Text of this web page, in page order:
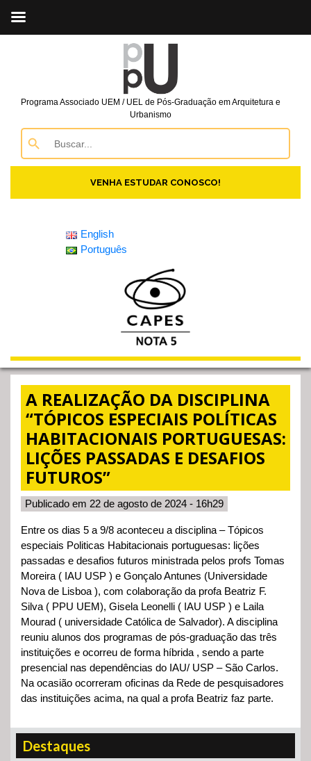
Programa Associado UEM / UEL de Pós-Graduação em Arquitetura e
Urbanismo
Search
for:
Search Button
VENHA ESTUDAR CONOSCO!
English
Português
A REALIZAÇÃO DA DISCIPLINA
“TÓPICOS ESPECIAIS POLÍTICAS
HABITACIONAIS PORTUGUESAS:
LIÇÕES PASSADAS E DESAFIOS
FUTUROS”
Publicado em 22 de agosto de 2024 - 16h29
Entre os dias 5 a 9/8 aconteceu a disciplina – Tópicos
especiais Politicas Habitacionais portuguesas: lições
passadas e desafios futuros ministrada pelos profs Tomas
Moreira ( IAU USP ) e Gonçalo Antunes (Universidade
Nova de Lisboa ), com colaboração da profa Beatriz F.
Silva ( PPU UEM), Gisela Leonelli ( IAU USP ) e Laila
Mourad ( universidade Católica de Salvador). A disciplina
reuniu alunos dos programas de pós-graduação das três
instituições e ocorreu de forma híbrida , sendo a parte
presencial nas dependências do IAU/ USP – São Carlos.
Na ocasião ocorreram oficinas da Rede de pesquisadores
das instituições acima, na qual a profa Beatriz faz parte.
Destaques